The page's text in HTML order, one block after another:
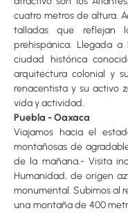
cuatro metros de altura.
talladas que reflejan
prehispánica. Llegada a
ciudad histórica
arquitectura colonial y
renacentista y su activo
vida y actividad.
Puebla - Oaxaca
Viajamos hacia el
montañosas de
de la mañana.- Visita
Humanidad, de origen
monumental. Subimos al
una montaña de 400